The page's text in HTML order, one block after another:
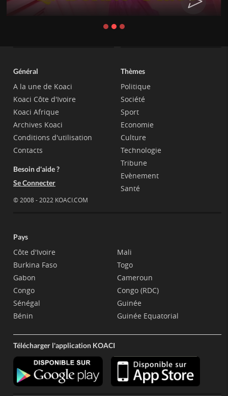
CHAT
Général
A la une de Koaci
Koaci Côte d'Ivoire
Koaci Afrique
Archives Koaci
Conditions d'utilisation
Contacts
Besoin d'aide ?
Se Connecter
© 2008 - 2022 KOACI.COM
Thèmes
Politique
Société
Sport
Economie
Culture
Technologie
Tribune
Evènement
Santé
Pays
Côte d'Ivoire
Burkina Faso
Gabon
Congo
Sénégal
Bénin
Mali
Togo
Cameroun
Congo (RDC)
Guinée
Guinée Equatorial
Télécharger l'application KOACI